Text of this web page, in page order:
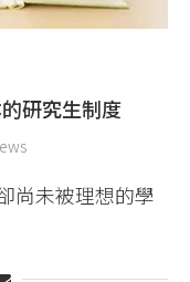
研究生制度
尚未被理想的學